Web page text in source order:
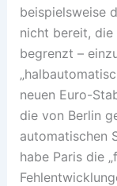
beispielsweise
nicht bereit, die
begrenzt –
neuen Euro-
die von Berlin
automatischen
habe Paris die